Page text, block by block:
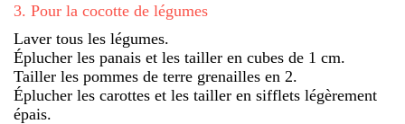
3. Pour la cocotte de légumes
Laver tous les légumes.
Éplucher les panais et les tailler en cubes de 1 cm.
Tailler les pommes de terre grenailles en 2.
Éplucher les carottes et les tailler en sifflets légèrement
épais.